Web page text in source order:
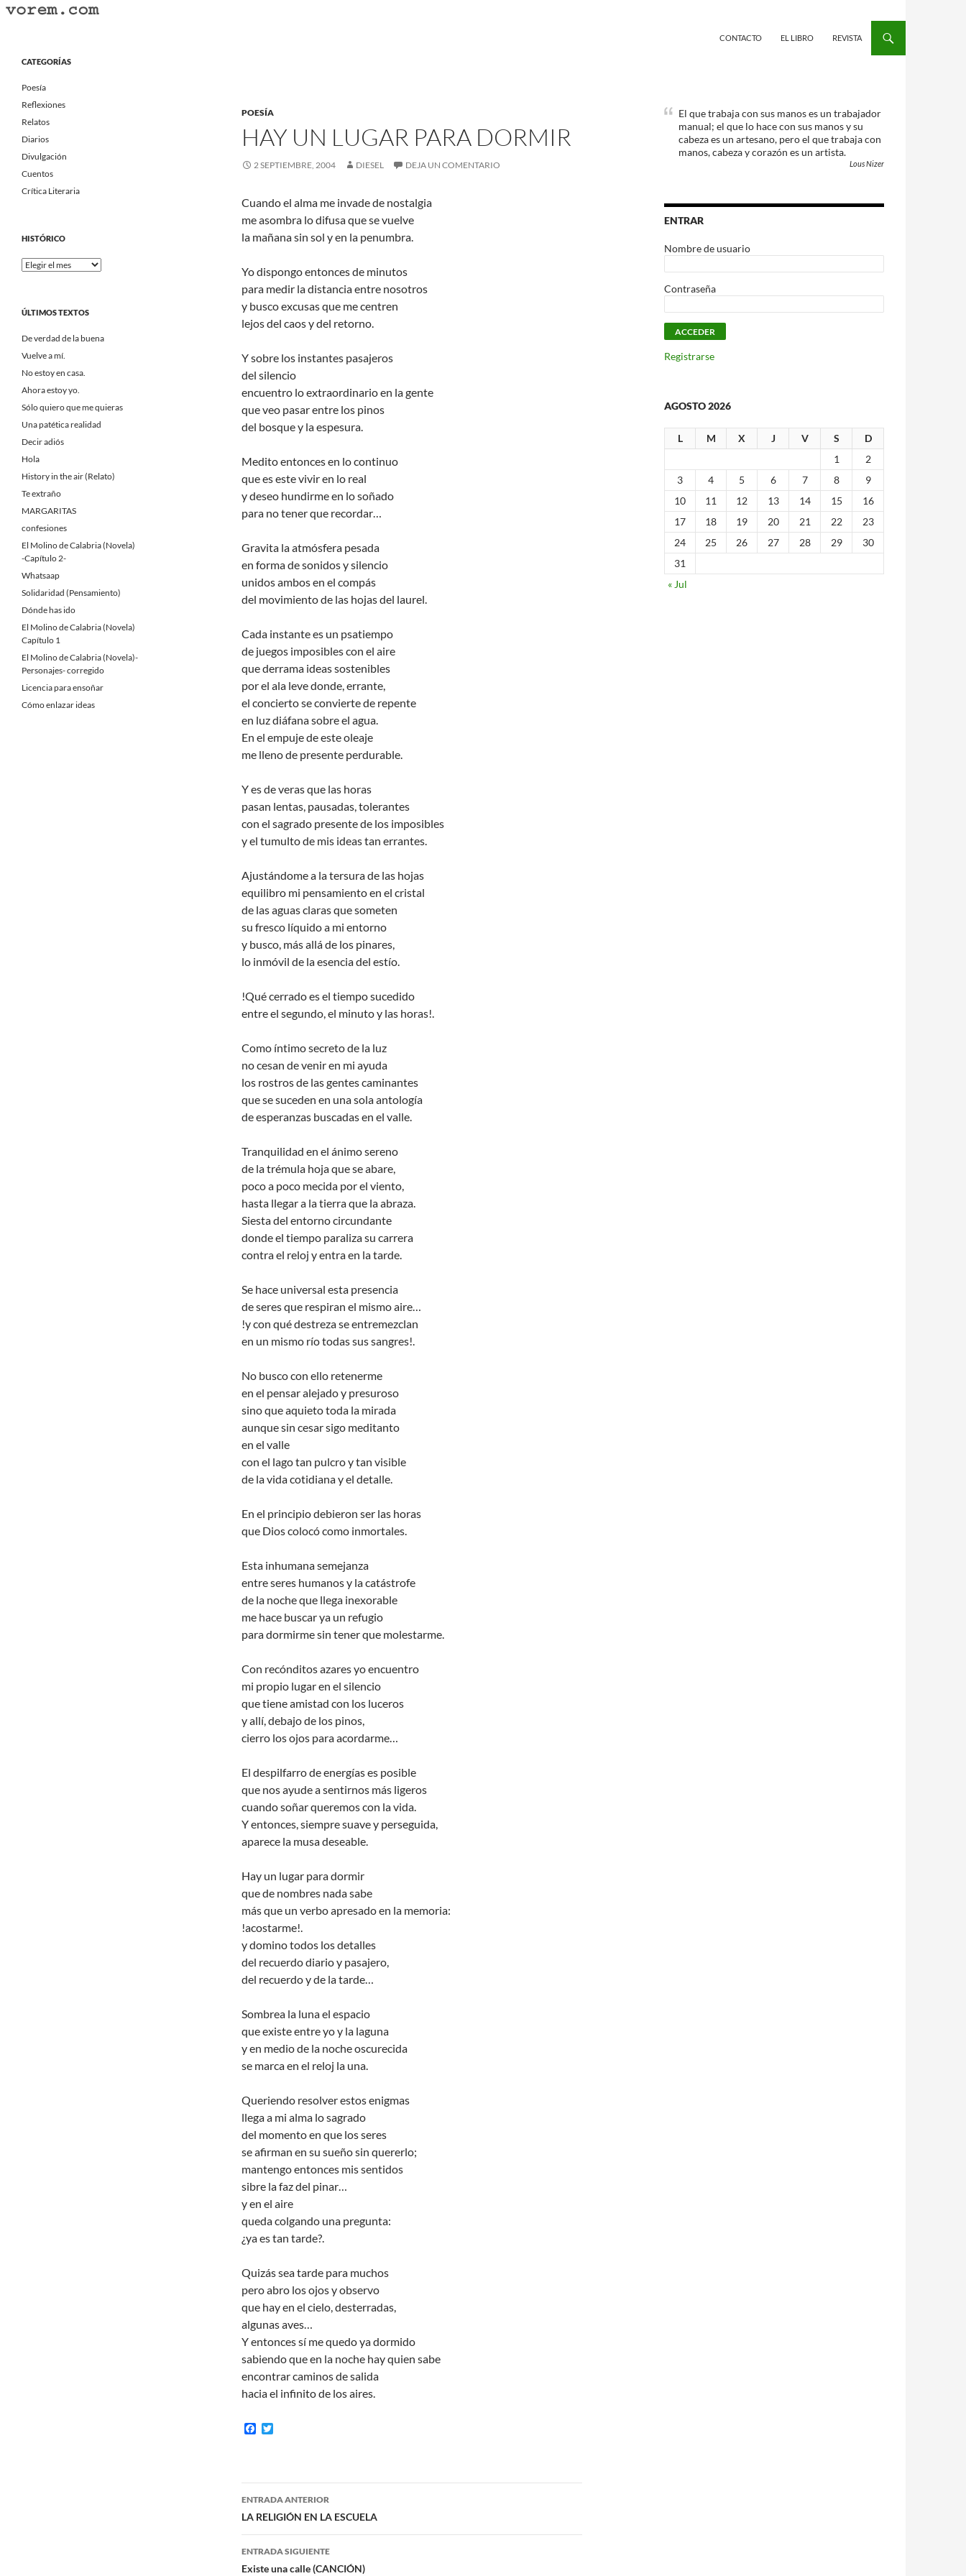
Saltar
CONTACTO EL LIBRO REVISTA
POESÍA
HAY UN LUGAR PARA DORMIR
2 SEPTIEMBRE, 2004 DIESEL DEJA UN COMENTARIO
Cuando el alma me invade de nostalgia
me asombra lo difusa que se vuelve
la mañana sin sol y en la penumbra.
Yo dispongo entonces de minutos
para medir la distancia entre nosotros
y busco excusas que me centren
lejos del caos y del retorno.
Y sobre los instantes pasajeros
del silencio
encuentro lo extraordinario en la gente
que veo pasar entre los pinos
del bosque y la espesura.
Medito entonces en lo continuo
que es este vivir en lo real
y deseo hundirme en lo soñado
para no tener que recordar…
Gravita la atmósfera pesada
en forma de sonidos y silencio
unidos ambos en el compás
del movimiento de las hojas del laurel.
Cada instante es un psatiempo
de juegos imposibles con el aire
que derrama ideas sostenibles
por el ala leve donde, errante,
el concierto se convierte de repente
en luz diáfana sobre el agua.
En el empuje de este oleaje
me lleno de presente perdurable.
Y es de veras que las horas
pasan lentas, pausadas, tolerantes
con el sagrado presente de los imposibles
y el tumulto de mis ideas tan errantes.
Ajustándome a la tersura de las hojas
equilibro mi pensamiento en el cristal
de las aguas claras que someten
su fresco líquido a mi entorno
y busco, más allá de los pinares,
lo inmóvil de la esencia del estío.
!Qué cerrado es el tiempo sucedido
entre el segundo, el minuto y las horas!.
Como íntimo secreto de la luz
no cesan de venir en mi ayuda
los rostros de las gentes caminantes
que se suceden en una sola antología
de esperanzas buscadas en el valle.
Tranquilidad en el ánimo sereno
de la trémula hoja que se abare,
poco a poco mecida por el viento,
hasta llegar a la tierra que la abraza.
Siesta del entorno circundante
donde el tiempo paraliza su carrera
contra el reloj y entra en la tarde.
Se hace universal esta presencia
de seres que respiran el mismo aire…
!y con qué destreza se entremezclan
en un mismo río todas sus sangres!.
No busco con ello retenerme
en el pensar alejado y presuroso
sino que aquieto toda la mirada
aunque sin cesar sigo meditanto
en el valle
con el lago tan pulcro y tan visible
de la vida cotidiana y el detalle.
En el principio debieron ser las horas
que Dios colocó como inmortales.
Esta inhumana semejanza
entre seres humanos y la catástrofe
de la noche que llega inexorable
me hace buscar ya un refugio
para dormirme sin tener que molestarme.
Con recónditos azares yo encuentro
mi propio lugar en el silencio
que tiene amistad con los luceros
y allí, debajo de los pinos,
cierro los ojos para acordarme…
El despilfarro de energías es posible
que nos ayude a sentirnos más ligeros
cuando soñar queremos con la vida.
Y entonces, siempre suave y perseguida,
aparece la musa deseable.
Hay un lugar para dormir
que de nombres nada sabe
más que un verbo apresado en la memoria:
!acostarme!.
y domino todos los detalles
del recuerdo diario y pasajero,
del recuerdo y de la tarde…
Sombrea la luna el espacio
que existe entre yo y la laguna
y en medio de la noche oscurecida
se marca en el reloj la una.
Queriendo resolver estos enigmas
llega a mi alma lo sagrado
del momento en que los seres
se afirman en su sueño sin quererlo;
mantengo entonces mis sentidos
sibre la faz del pinar…
y en el aire
queda colgando una pregunta:
¿ya es tan tarde?.
Quizás sea tarde para muchos
pero abro los ojos y observo
que hay en el cielo, desterradas,
algunas aves…
Y entonces sí me quedo ya dormido
sabiendo que en la noche hay quien sabe
encontrar caminos de salida
hacia el infinito de los aires.
F
o
o
e
r
Navegación
de
entradas
ENTRADA ANTERIOR
LA RELIGIÓN EN LA ESCUELA
ENTRADA SIGUIENTE
Existe una calle (CANCIÓN)
El que trabaja con sus manos es un trabajador
manual; el que lo hace con sus manos y su
cabeza es un artesano, pero el que trabaja con
manos, cabeza y corazón es un artista.
Lous Nizer
ENTRAR
Nombre de usuario
Contraseña
Registrarse
AGOSTO 2026
L M X J V S
D
1
2
3
4 5 6 7 8
9
10
11 12 13 14 15
16
17
18 19 20 21 22
23
24
25 26 27 28 29
30
31
« Jul
Portal Literario Independiente
CATEGORÍAS
Poesía
Reflexiones
Relatos
Diarios
Divulgación
Cuentos
Crítica Literaria
HISTÓRICO
Histórico
ÚLTIMOS TEXTOS
De verdad de la buena
Vuelve a mí.
No estoy en casa.
Ahora estoy yo.
Sólo quiero que me quieras
Una patética realidad
Decir adiós
Hola
History in the air (Relato)
Te extraño
MARGARITAS
confesiones
El Molino de Calabria (Novela)
-Capítulo 2-
Whatsaap
Solidaridad (Pensamiento)
Dónde has ido
El Molino de Calabria (Novela)
Capítulo 1
El Molino de Calabria (Novela)-
Personajes- corregido
Licencia para ensoñar
Cómo enlazar ideas